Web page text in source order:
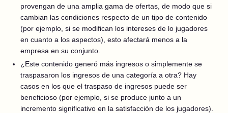
provengan de una amplia gama de ofertas, de modo que si
cambian las condiciones respecto de un tipo de contenido
(por ejemplo, si se modifican los intereses de lo jugadores
en cuanto a los aspectos), esto afectará menos a la
empresa en su conjunto.
¿Este contenido generó más ingresos o simplemente se
traspasaron los ingresos de una categoría a otra? Hay
casos en los que el traspaso de ingresos puede ser
beneficioso (por ejemplo, si se produce junto a un
incremento significativo en la satisfacción de los jugadores).